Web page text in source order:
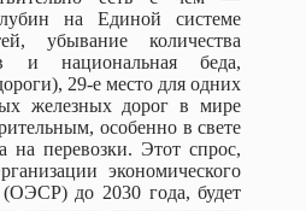
на Единой системе
убывание количества
и национальная беда,
29-е место для одних
железных дорог в мире
особенно в свете
на перевозки. Этот спрос,
экономического
(ОЭСР) до 2030 года, будет